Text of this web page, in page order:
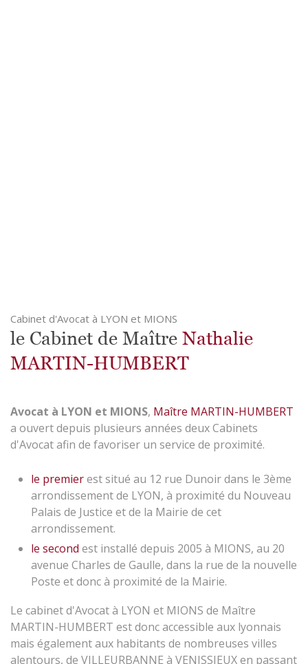
Cabinet d'Avocat à LYON et MIONS
le Cabinet de Maître Nathalie
MARTIN-HUMBERT
Avocat à LYON et MIONS, Maître MARTIN-HUMBERT
a ouvert depuis plusieurs années deux Cabinets
d'Avocat afin de favoriser un service de proximité.
le premierest situé au 12 rue Dunoir dans le 3ème
arrondissement de LYON, à proximité du Nouveau
Palais de Justice et de la Mairie de cet
arrondissement.
le second est installé depuis 2005 à MIONS, au 20
avenue Charles de Gaulle, dans la rue de la nouvelle
Poste et donc à proximité de la Mairie.
Le cabinet d'Avocat à LYON et MIONS de Maître
MARTIN-HUMBERT est donc accessible aux lyonnais
mais également aux habitants de nombreuses villes
alentours, de VILLEURBANNE à VENISSIEUX en passant